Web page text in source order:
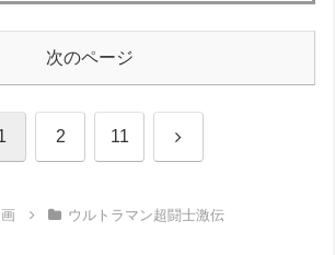
す】
241話「遠征選抜試験㊲」第242話「遠征選抜試
とめます】【しばらく固定記事です】
3人≒忍田単騎くらいのイメージかな
次のページ
2 11 次
ウルトラマン超闘士激伝